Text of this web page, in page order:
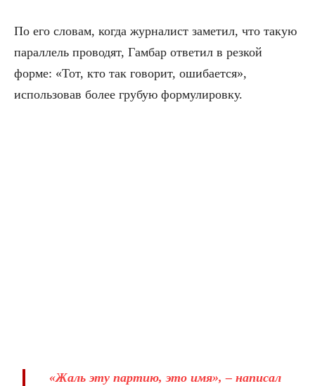
По его словам, когда журналист заметил, что такую
параллель проводят, Гамбар ответил в резкой
форме: «Тот, кто так говорит, ошибается»,
использовав более грубую формулировку.
«Жаль эту партию, это имя», – написал